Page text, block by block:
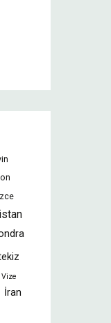
Vize
İran